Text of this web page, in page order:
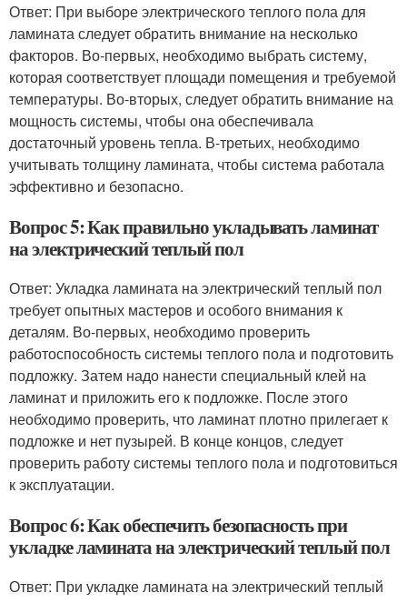
Ответ: При выборе электрического теплого пола для
ламината следует обратить внимание на несколько
факторов. Во-первых, необходимо выбрать систему,
которая соответствует площади помещения и требуемой
температуры. Во-вторых, следует обратить внимание на
мощность системы, чтобы она обеспечивала
достаточный уровень тепла. В-третьих, необходимо
учитывать толщину ламината, чтобы система работала
эффективно и безопасно.
Вопрос 5: Как правильно укладывать ламинат
на электрический теплый пол
Ответ: Укладка ламината на электрический теплый пол
требует опытных мастеров и особого внимания к
деталям. Во-первых, необходимо проверить
работоспособность системы теплого пола и подготовить
подложку. Затем надо нанести специальный клей на
ламинат и приложить его к подложке. После этого
необходимо проверить, что ламинат плотно прилегает к
подложке и нет пузырей. В конце концов, следует
проверить работу системы теплого пола и подготовиться
к эксплуатации.
Вопрос 6: Как обеспечить безопасность при
укладке ламината на электрический теплый пол
Ответ: При укладке ламината на электрический теплый